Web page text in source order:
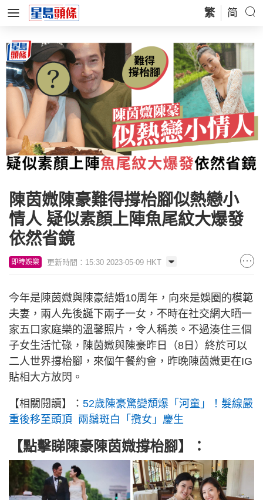
繁 简
陳茵媺陳豪難得撐枱腳似熱戀小
情人 疑似素顏上陣魚尾紋大爆發
依然省鏡
即時娛樂 更新時間：15:30 2023-05-09 HKT
今年是陳茵媺與陳豪結婚10周年，向來是娛圈的模範
夫妻，兩人先後誕下兩子一女，不時在社交網大晒一
家五口家庭樂的溫馨照片，令人稱羨。不過湊住三個
子女生活忙碌，陳茵媺與陳豪昨日（8日）終於可以
二人世界撐枱腳，來個午餐約會，昨晚陳茵媺更在IG
貼相大方放閃。
【相關閱讀】： 52歲陳豪驚變頹爆「河童」！髮線嚴
重後移至頭頂 兩鬚斑白「攬女」慶生
【點擊睇陳豪陳茵媺撐枱腳】：